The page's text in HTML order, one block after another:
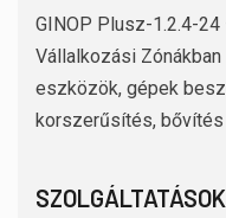
GINOP Plusz-1.2.4-
Vállalkozási
eszközök, gépek
korszerűsítés, bővítés
SZOLGÁLTATÁSOK